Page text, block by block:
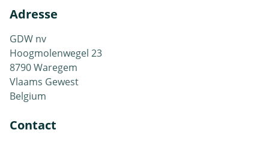
Adresse
GDW nv
Hoogmolenwegel 23
8790 Waregem
Vlaams Gewest
Belgium
Contact